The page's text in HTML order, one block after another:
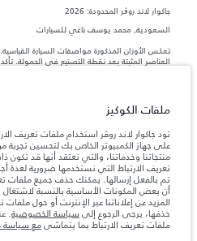
جاكوار لاند روڨر المحدودة: 2026
السعودية, محمد يوسف ناغي للسيارات
تعكس الأوزان المذكورة مواصفات السيارة
العناصر المثبتة بعد نقطة التصنيع في الحمولة.
المعلومات والمواصفات والأسعار والألوان
آخر، كما أنّها قد تتغير بدون إشعار مسبق. الرجاء
والتحقق من الأسعار.
ملاحظة مهمة حول الصور والمواصفات.إن النقص
في مواصفات تصميم السيارات وتوفر الخيارات
للغاية، ونتيجة لذلك، قد لا تمثّل الصور
بالكامل بالنسبة إلى الميزات والخيارات والحلية
سيتمكّن من تأكيد أي تقييدات حالية معك للسماح لك
الأرقام المقدمة هي نتيجة لاختبارات المصنع
يتباين استهلك الوقود الفعلي للمركبة عن ذلك
ملفات الكوكيز
تود جاكوار لاند روڤر استخدام ملفات تعريف
على جهاز الكمبيوتر الخاص بك لتحسين تجربة
منتجاتنا وخدماتنا، والتي نعتقد أنها قد
تعريف الارتباط التي نستخدمها ضرورية لعدة
تم بالفعل إرسالها. يمكنك حذف جميع ملفات
أن بعض المكونات الأساسية بالنسبة
المزيد عن إعلاناتنا عبر الإنترنت أو حول
حذفها، يرجى الرجوع إلى سياسة الخصوصية.
ملفات تعريف الارتباط بما يتماشىمع سياسة